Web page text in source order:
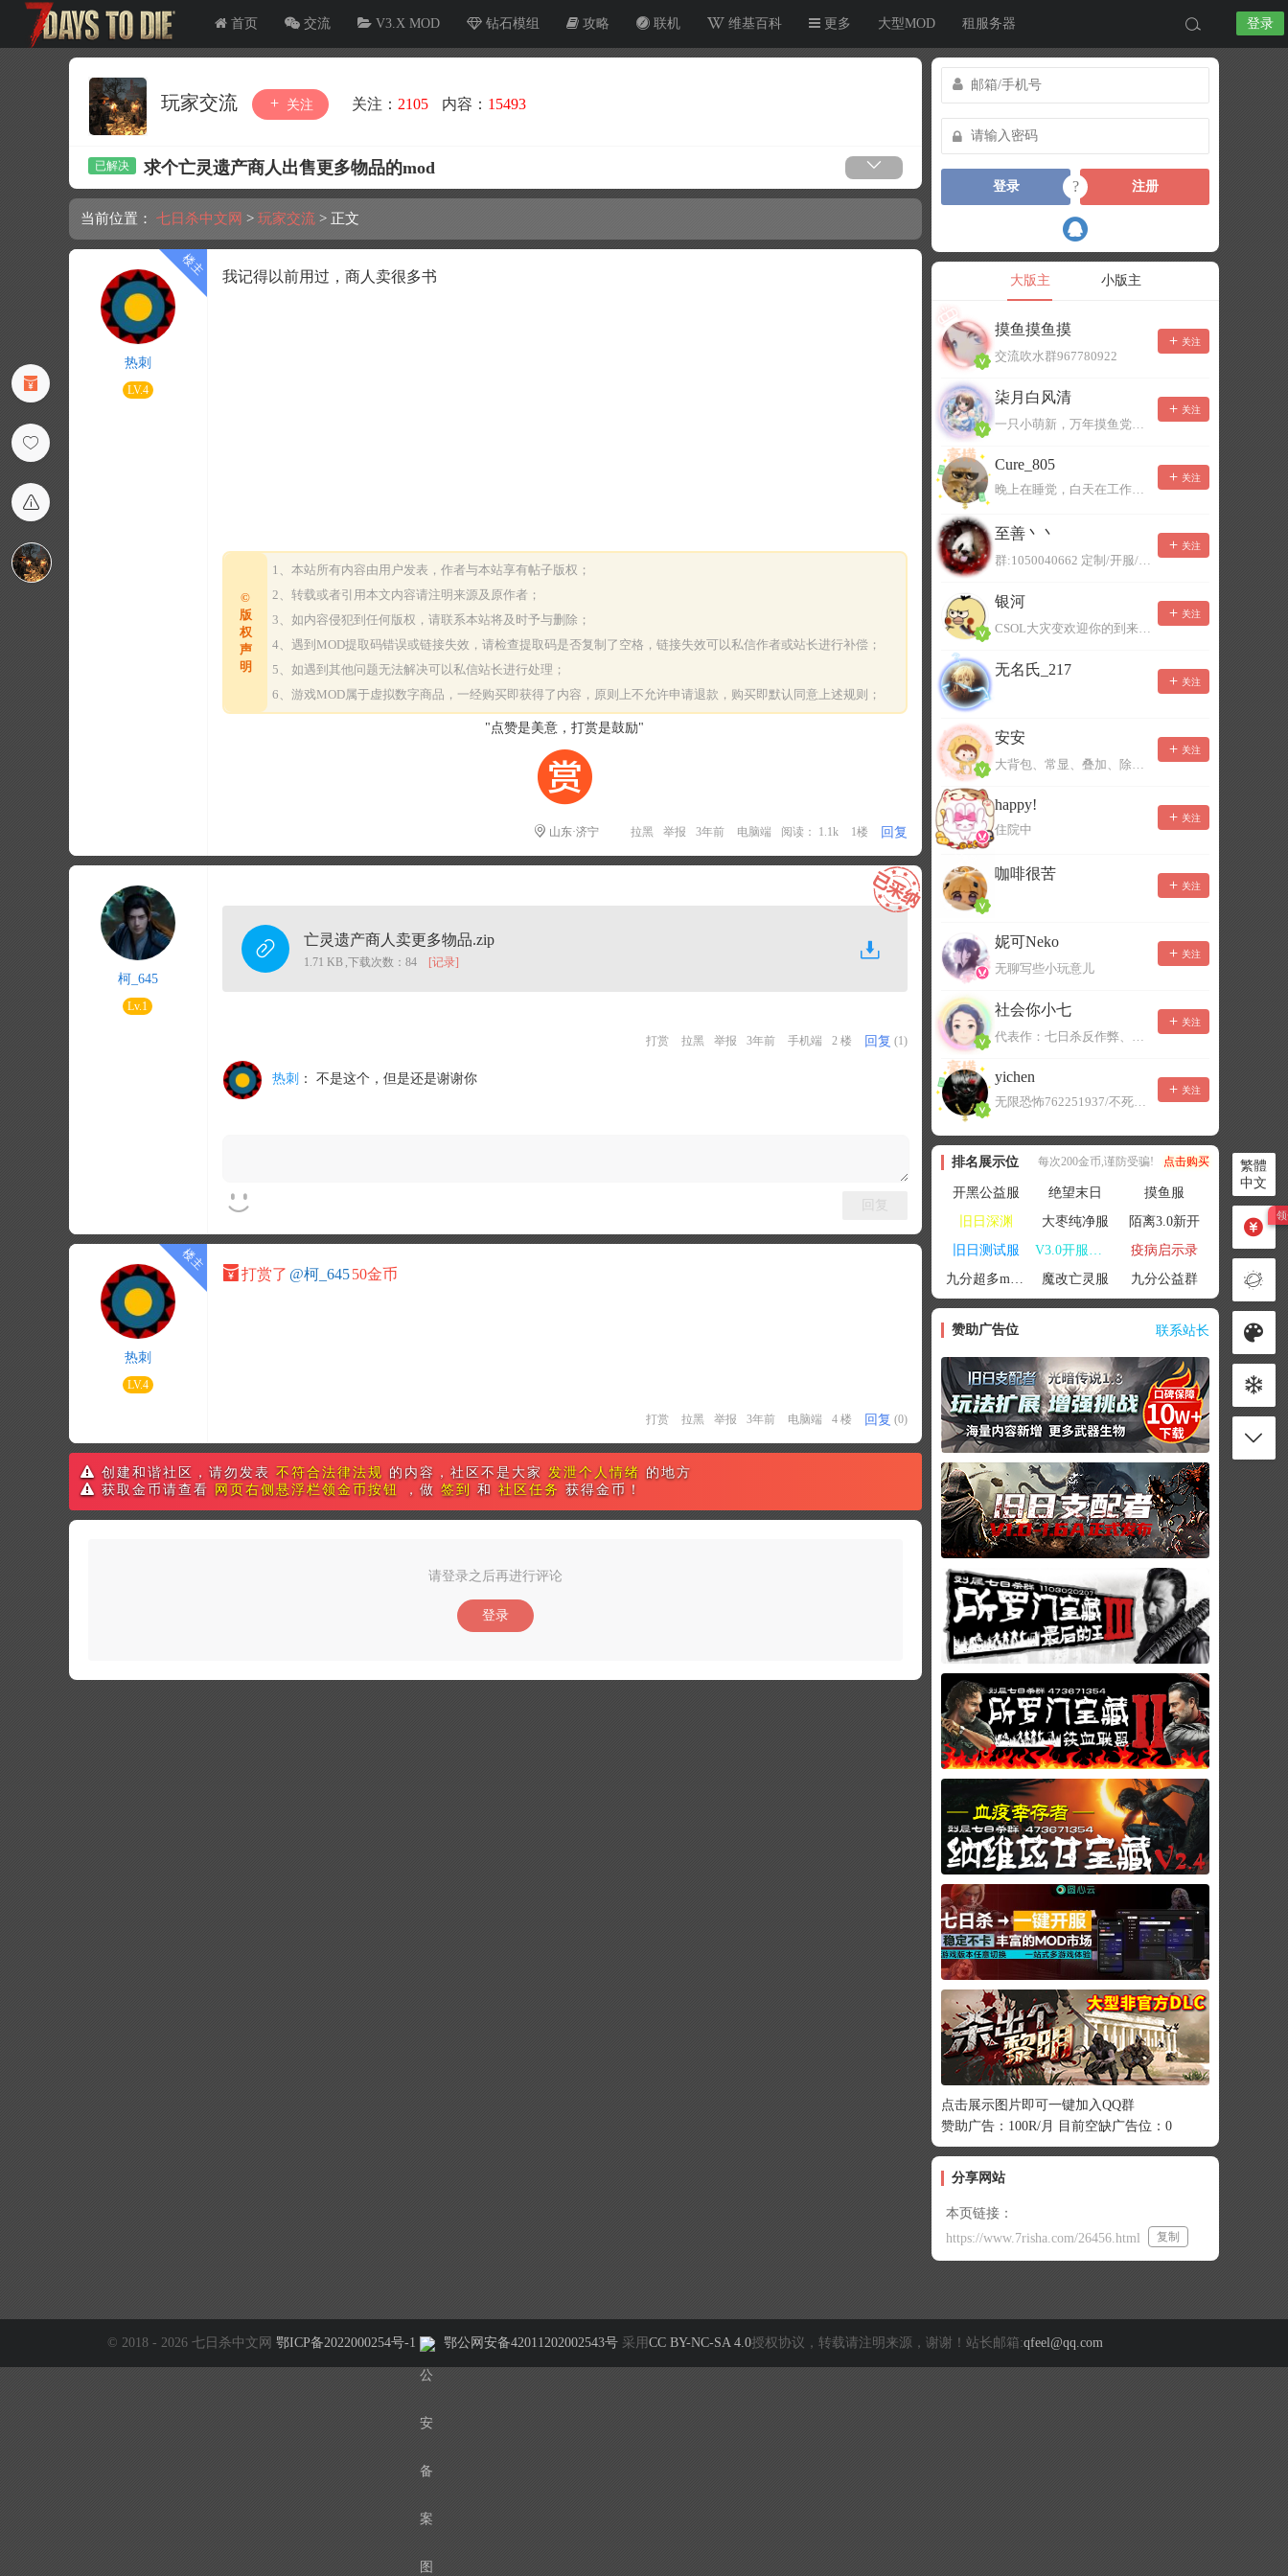
首页 交流 V3.X MOD 钻石模组 攻略 联机 维基百科 更多 大型MOD 租服务器 登录
玩家交流 关注 关注： 2105 内容： 15493
求个亡灵遗产商人出售更多物品的mod
当前位置： 七日杀中文网 > 玩家交流 > 正文
热刺
LV.4
我记得以前用过，商人卖很多书
©
版
权
声
明
1、本站所有内容由用户发表，作者与本站享有帖子版权；
2、转载或者引用本文内容请注明来源及原作者；
3、如内容侵犯到任何版权，请联系本站将及时予与删除；
4、遇到MOD提取码错误或链接失效，请检查提取码是否复制了空格，链接失效可以私信作者或站长进行补偿；
5、如遇到其他问题无法解决可以私信站长进行处理；
6、游戏MOD属于虚拟数字商品，一经购买即获得了内容，原则上不允许申请退款，购买即默认同意上述规则；
"点赞是美意，打赏是鼓励"
山东·济宁 拉黑 举报 3年前 电脑端 阅读： 1.1k 1楼 回复
柯_645
Lv.1
亡灵遗产商人卖更多物品.zip
1.71 KB 下载次数：84 [记录]
打赏 拉黑 举报 3年前 手机端 2 楼 回复 (1)
热刺 ： 不是这个，但是还是谢谢你
回复
热刺
LV.4
打赏了 @柯_64550金币
打赏 拉黑 举报 3年前 电脑端 4 楼 回复 (0)
创建和谐社区，请勿发表 不符合法律法规 的内容，社区不是大家 发泄个人情绪 的地方
获取金币请查看
网页右侧悬浮栏领金币按钮 ，做 签到 和 社区任务 获得金币！
请登录之后再进行评论
登录
登录 ? 注册
大版主 小版主
摸鱼摸鱼摸
交流吹水群967780922
关注
柒月白风清
一只小萌新，万年摸鱼党！已经脱坑了。。。
关注
Cure_805
晚上在睡觉，白天在工作，不一定能及时回复，有事可以留言！
关注
至善丶丶
群:1050040662 定制/开服/地图制作/价格公道
关注
银河
CSOL大灾变欢迎你的到来。QQ群：967780922
关注
无名氏_217
关注
安安
大背包、常显、叠加、除草树，唯一作者QQ383125283
关注
happy!
住院中
关注
咖啡很苦
关注
妮可Neko
无聊写些小玩意儿
关注
社会你小七
代表作：七日杀反作弊、七日杀云黑、七日杀BOT、七日杀云商城
关注
yichen
无限恐怖762251937/不死者末日1080207504
关注
排名展示位 每次200金币,谨防受骗! 点击购买
开黑公益服 绝望末日
摸鱼服
旧日深渊
大枣纯净服
陌离3.0新开
旧日测试服
V3.0开服联机
疫病启示录
九分超多mod群
魔改亡灵服 九分公益群
赞助广告位 联系站长
点击展示图片即可一键加入QQ群
赞助广告：100R/月 目前空缺广告位：0
分享网站
本页链接：
https://www.7risha.com/26456.html
复制
繁體
中文
© 2018 - 2026 七日杀中文网 鄂ICP备2022000254号-1 鄂公网安备42011202002543号 采用 CC BY-NC-SA 4.0授权协议，转载请注明来源，谢谢！站长邮箱:qfeel@qq.com